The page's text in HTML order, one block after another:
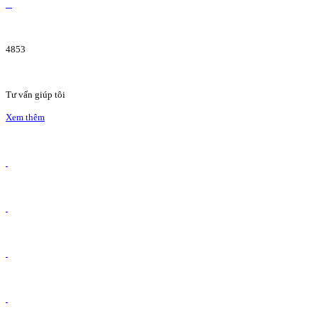
4853
Tư vấn giúp tôi
Xem thêm